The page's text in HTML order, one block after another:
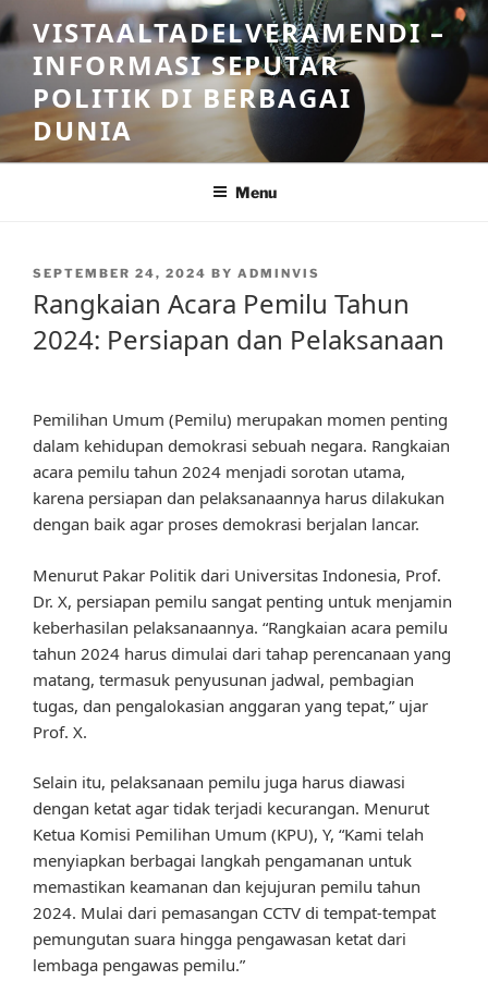
Skip
to
content
VISTAALTADELVERAMENDI –
INFORMASI SEPUTAR
POLITIK DI BERBAGAI
DUNIA
Menu
POSTED
SEPTEMBER 24, 2024 BY ADMINVIS
Rangkaian Acara Pemilu Tahun
2024: Persiapan dan Pelaksanaan
Pemilihan Umum (Pemilu) merupakan momen penting
dalam kehidupan demokrasi sebuah negara. Rangkaian
acara pemilu tahun 2024 menjadi sorotan utama,
karena persiapan dan pelaksanaannya harus dilakukan
dengan baik agar proses demokrasi berjalan lancar.
Menurut Pakar Politik dari Universitas Indonesia, Prof.
Dr. X, persiapan pemilu sangat penting untuk menjamin
keberhasilan pelaksanaannya. “Rangkaian acara pemilu
tahun 2024 harus dimulai dari tahap perencanaan yang
matang, termasuk penyusunan jadwal, pembagian
tugas, dan pengalokasian anggaran yang tepat,” ujar
Prof. X.
Selain itu, pelaksanaan pemilu juga harus diawasi
dengan ketat agar tidak terjadi kecurangan. Menurut
Ketua Komisi Pemilihan Umum (KPU), Y, “Kami telah
menyiapkan berbagai langkah pengamanan untuk
memastikan keamanan dan kejujuran pemilu tahun
2024. Mulai dari pemasangan CCTV di tempat-tempat
pemungutan suara hingga pengawasan ketat dari
lembaga pengawas pemilu.”